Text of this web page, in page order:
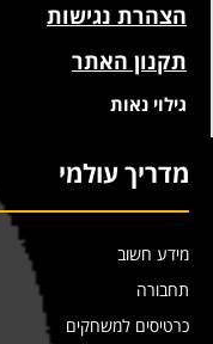
הצהרת נגישות
תקנון האתר
גילוי נאות
מדריך עולמי
מידע חשוב
תחבורה
כרטיסים למשחקים